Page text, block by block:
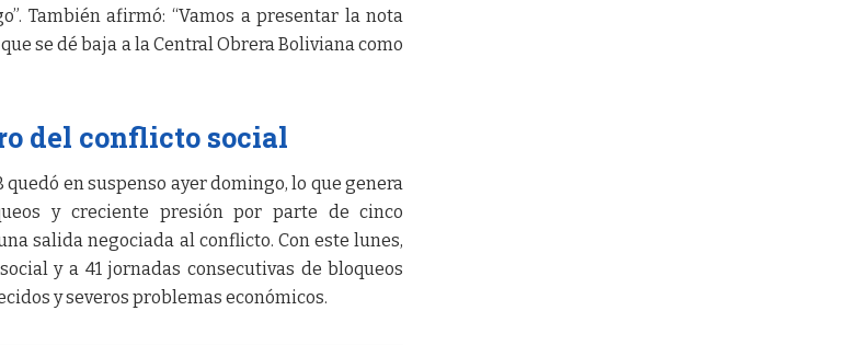
También afirmó: “Vamos a presentar la nota
se dé baja a la Central Obrera Boliviana como
del conflicto social
en suspenso ayer domingo, lo que genera
y creciente presión por parte de cinco
salida negociada al conflicto. Con este lunes,
y a 41 jornadas consecutivas de bloqueos
y severos problemas económicos.